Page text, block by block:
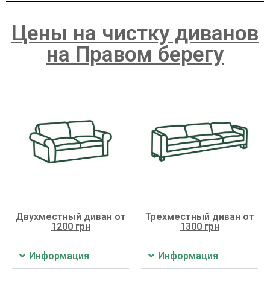
Цены на чистку диванов
на Правом берегу
Двухместный диван от
1200 грн
Информация
Трехместный диван от
1300 грн
Информация